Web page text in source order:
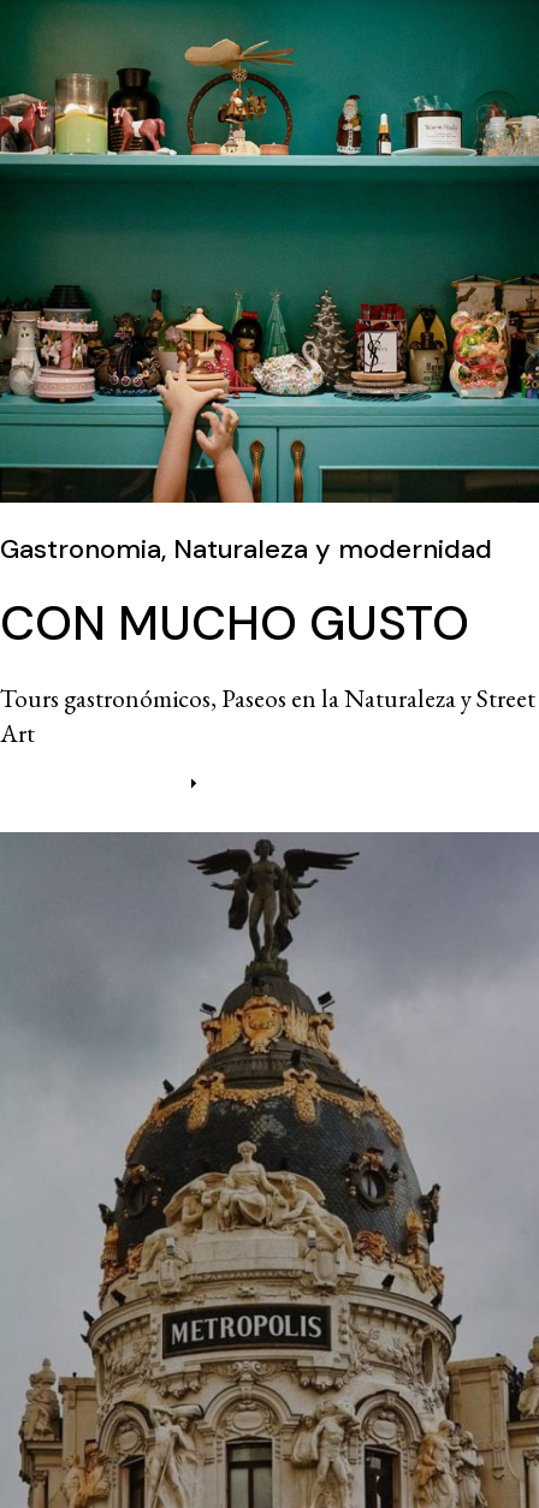
Gastronomia, Naturaleza y modernidad
CON MUCHO GUSTO
Tours gastronómicos, Paseos en la Naturaleza y Street
Art